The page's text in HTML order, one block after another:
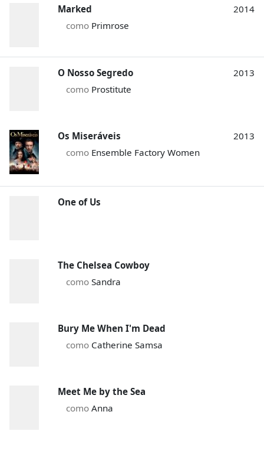
Marked
como Primrose
2014
O Nosso Segredo
como Prostitute
2013
Os Miseráveis
como Ensemble Factory Women
2013
One of Us
The Chelsea Cowboy
como Sandra
Bury Me When I'm Dead
como Catherine Samsa
Meet Me by the Sea
como Anna